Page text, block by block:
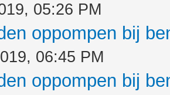
05:26 PM
oppompen bij
06:45 PM
oppompen bij